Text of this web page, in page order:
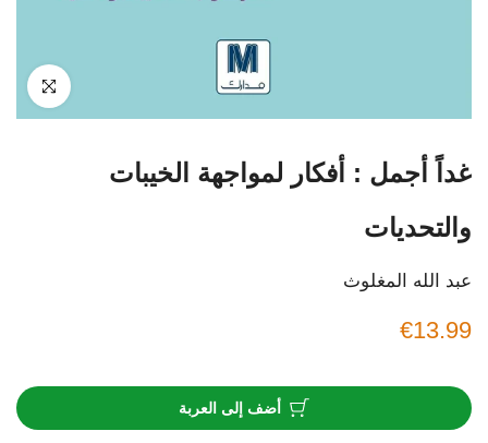
انقر للتكبير
‫غداً أجمل : أفكار لمواجهة الخيبات
والتحديات
عبد الله المغلوث
€13.99
أضف إلى العربة